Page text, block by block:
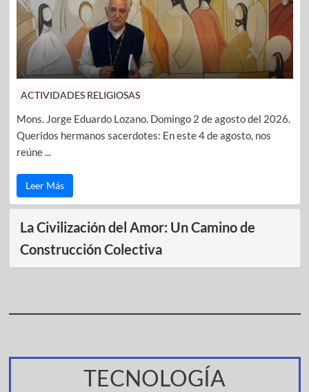
ACTIVIDADES RELIGIOSAS
Mons. Jorge Eduardo Lozano. Domingo 2 de agosto del 2026.
Queridos hermanos sacerdotes: En este 4 de agosto, nos
reúne ...
Leer Más
La Civilización del Amor: Un Camino de
Construcción Colectiva
TECNOLOGÍA